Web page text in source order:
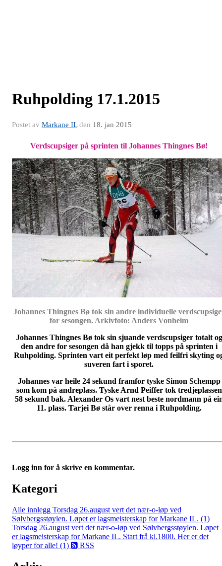
Ruhpolding 17.1.2015
Postet av Markane ILden 18. jan 2015
Verdscupsiger på sprinten til Johannes Thingnes Bø!
Johannes Thingnes Bø tok sin andre individuelle
for sesongen. Arkivfoto: Anders Vonheim
Johannes Thingnes Bø tok sin sjuande verdscupsiger totalt og
den andre for sesongen då han gjekk til topps på sprinten i
Ruhpolding. Sprinten vart eit perfekt løp med feilfri skyting
suveren fart i sporet.
Johannes var heile 24 sekund framfor tyske Simon Schempp
som kom på andreplass. Tyske Arnd Peiffer tok tredjeplassen
58 sekund bak. Alexander Os vart nest beste nordmann på
11. plass. Tarjei Bø står over renna i Ruhpolding.
Logg inn for å skrive en kommentar.
Kategori
Alle innlegg Torsdag 26.august vert det nær-o-løp ved
Sølvbergsstøylen. Løpet er lagsmeisterskap for Markane IL. (1)
Torsdag 26.august vert det nær-o-løp ved Sølvbergsstøylen. Løpet
er lagsmeisterskap for Markane IL. Start frå kl.1800. Her er det
løyper for alle! (1)
RSS